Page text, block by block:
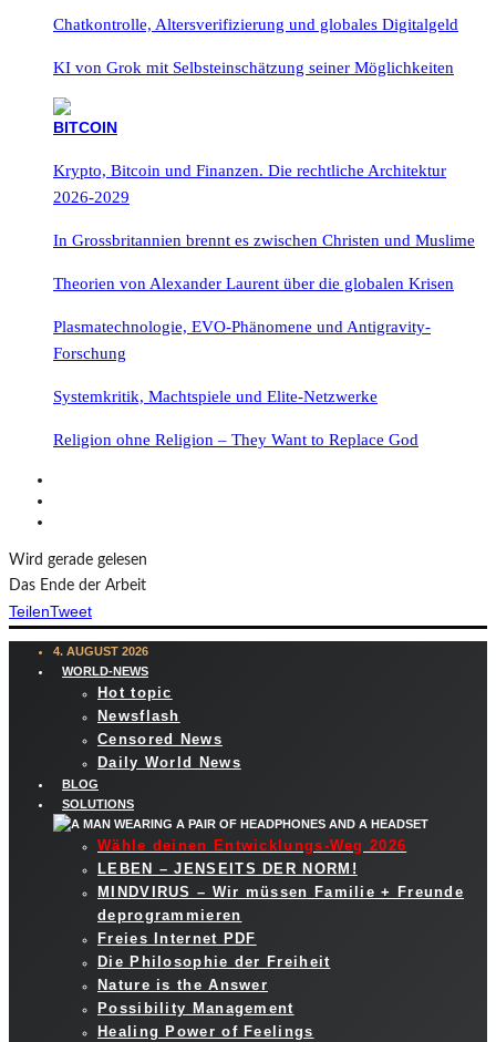
Chatkontrolle, Altersverifizierung und globales Digitalgeld
KI von Grok mit Selbsteinschätzung seiner Möglichkeiten
Krypto, Bitcoin und Finanzen. Die rechtliche Architektur
2026-2029
In Grossbritannien brennt es zwischen Christen und Muslime
Theorien von Alexander Laurent über die globalen Krisen
Plasmatechnologie, EVO-Phänomene und Antigravity-
Forschung
Systemkritik, Machtspiele und Elite-Netzwerke
Religion ohne Religion – They Want to Replace God
Wird gerade gelesen
Das Ende der Arbeit
TeilenTweet
4. AUGUST 2026
WORLD-NEWS
Hot topic
Newsflash
Censored News
Daily World News
BLOG
SOLUTIONS
Wähle deinen Entwicklungs-Weg 2026
LEBEN – JENSEITS DER NORM!
MINDVIRUS – Wir müssen Familie + Freunde
deprogrammieren
Freies Internet PDF
Die Philosophie der Freiheit
Nature is the Answer
Possibility Management
Healing Power of Feelings